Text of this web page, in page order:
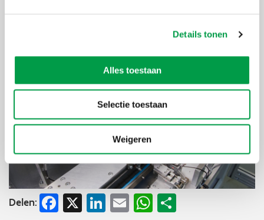
Details tonen
Alles toestaan
Selectie toestaan
Weigeren
Delen: Facebook
X LinkedIn
EmailWhatsApp